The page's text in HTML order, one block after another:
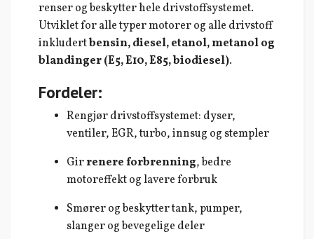
renser og beskytter hele drivstoffsystemet.
Utviklet for alle typer motorer og alle drivstoff
inkludertbensin, diesel, etanol, metanol og
blandinger (E5, E10, E85, biodiesel).
Fordeler:
Rengjør drivstoffsystemet: dyser,
ventiler, EGR, turbo, innsug og stempler
Girrenere forbrenning, bedre
motoreffekt og lavere forbruk
Smører og beskytter tank, pumper,
slanger og bevegelige deler